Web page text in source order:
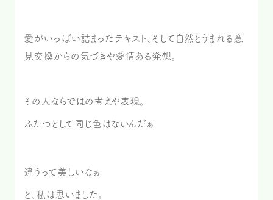
愛がいっぱい詰まったテキスト、そして自然とうまれる意
見交換からの気づきや愛情ある発想。
その人ならではの考えや表現。
ふたつとして同じ色はないんだぁ
違うって美しいなぁ
と、私は思いました。